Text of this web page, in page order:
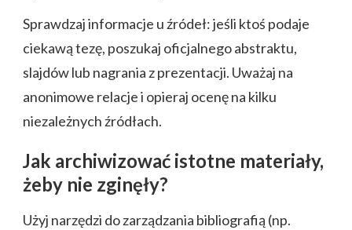
Sprawdzaj informacje u źródeł: jeśli ktoś podaje
ciekawą tezę, poszukaj oficjalnego abstraktu,
slajdów lub nagrania z prezentacji. Uważaj na
anonimowe relacje i opieraj ocenę na kilku
niezależnych źródłach.
Jak archiwizować istotne materiały,
żeby nie zginęły?
Użyj narzędzi do zarządzania bibliografią (np.